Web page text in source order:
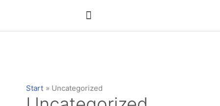
springen
Start Uncategorized